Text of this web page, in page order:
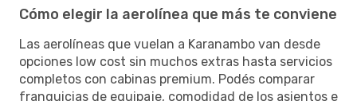
Cómo elegir la aerolínea que más te conviene
Las aerolíneas que vuelan a Karanambo van desde
opciones low cost sin muchos extras hasta servicios
completos con cabinas premium. Podés comparar
franquicias de equipaje, comodidad de los asientos e